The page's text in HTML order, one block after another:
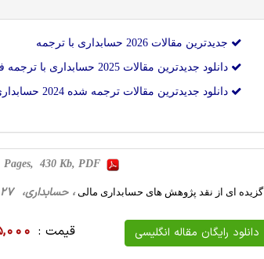
جدیدترین مقالات 2026 حسابداری با ترجمه
دانلود جدیدترین مقالات 2025 حسابداری با ترجمه فارسی
دانلود جدیدترین مقالات ترجمه شده 2024 حسابداری (و سالهای پیشین )
Pages, 430 Kb, PDF
گزیده ای از نقد پژوهش های حسابداری مالی ، حسابداری، 27 صفحه فارسی تایپ شده ، 120 کیلو بایت WORD
دانلود رایگان مقاله انگلیسی قیمت :